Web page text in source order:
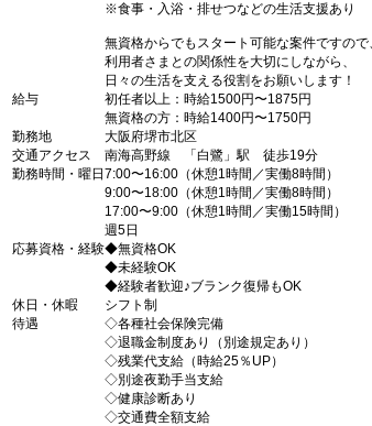
※食事・入浴・排せつなどの生活支援あり
無資格からでもスタート可能な案件ですので
利用者さまとの関係性を大切にしながら、
日々の生活を支える役割をお願いします！
給与
初任者以上：時給1500円〜1875円
無資格の方：時給1400円〜1750円
勤務地
大阪府堺市北区
交通アクセス
南海高野線 「白鷺」駅 徒歩19分
勤務時間・曜日 7:00〜16:00（休憩1時間／実働8時間）
9:00〜18:00（休憩1時間／実働8時間）
17:00〜9:00（休憩1時間／実働15時間）
週5日
応募資格・経験◆無資格OK
◆未経験OK
◆経験者歓迎♪ブランク復帰もOK
休日・休暇
シフト制
待遇
◇各種社会保険完備
◇退職金制度あり（別途規定あり）
◇残業代支給（時給25％UP）
◇別途夜勤手当支給
◇健康診断あり
◇交通費全額支給